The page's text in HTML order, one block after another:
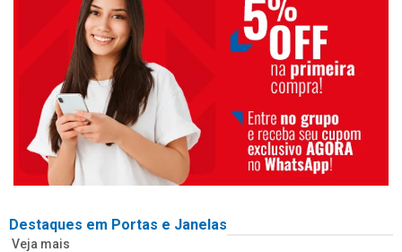
Destaques em Portas e Janelas
Veja mais